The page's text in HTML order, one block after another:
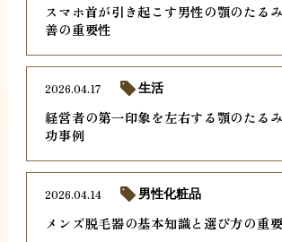
スマホ首が引き起こす男性の顎のたる
善の重要性
経営者の第一印象を左右する顎のたる
功事例
2026.04.17 生活
メンズ脱毛器の基本知識と選び方の重
2026.04.14 男性化粧品